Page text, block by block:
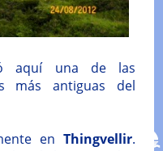
aquí una de las
más antiguas del
en Thingvellir.